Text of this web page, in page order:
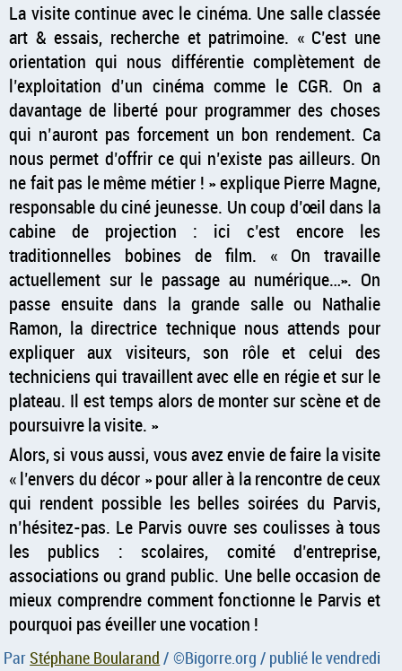
La visite continue avec le cinéma. Une salle classée
art & essais, recherche et patrimoine.
C’est une
orientation qui nous différentie complètement de
l’exploitation d’un cinéma comme le CGR. On a
davantage de liberté pour programmer des choses
qui n’auront pas forcement un bon rendement. Ca
nous permet d’offrir ce qui n’existe pas ailleurs. On
ne fait pas le même métier !
explique Pierre Magne,
responsable du ciné jeunesse. Un coup d’œil dans la
cabine de projection : ici c’est encore les
traditionnelles bobines de film.
On travaille
actuellement sur le passage au numérique…». On
passe ensuite dans la grande salle ou Nathalie
Ramon, la directrice technique nous attends pour
expliquer aux visiteurs, son rôle et celui des
techniciens qui travaillent avec elle en régie et sur le
plateau. Il est temps alors de monter sur scène et de
poursuivre la visite.
Alors, si vous aussi, vous avez envie de faire la visite
l’envers du décor pour aller à la rencontre de ceux
qui rendent possible les belles soirées du Parvis,
n’hésitez-pas. Le Parvis ouvre ses coulisses à tous
les publics : scolaires, comité d’entreprise,
associations ou grand public. Une belle occasion de
mieux comprendre comment fonctionne le Parvis et
pourquoi pas éveiller une vocation !
Par Stéphane Boularand / ©Bigorre.org / publié levendredi